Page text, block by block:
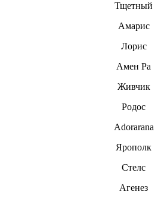
Тщетный
Амарис
Лорис
Амен Ра
Живчик
Родос
Adorarana
Ярополк
Стелс
Агенез